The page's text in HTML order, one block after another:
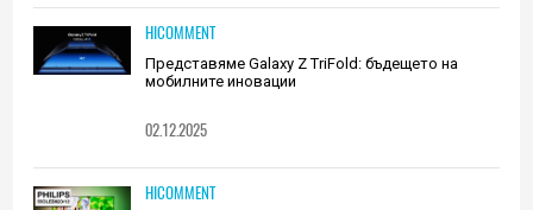
HICOMMENT
Представяме Galaxy Z TriFold: бъдещето на
мобилните иновации
02.12.2025
HICOMMENT